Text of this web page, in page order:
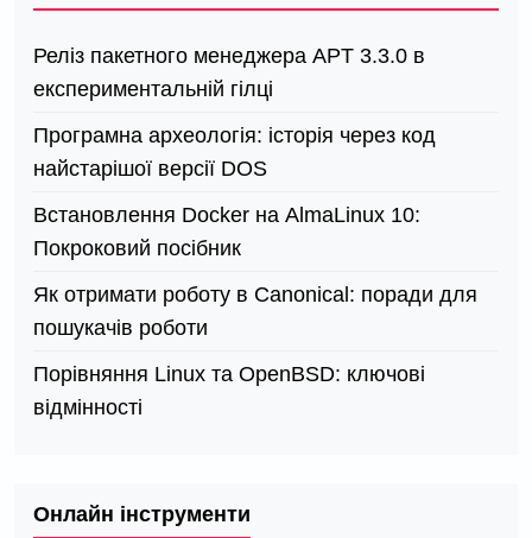
Реліз пакетного менеджера APT 3.3.0 в
експериментальній гілці
Програмна археологія: історія через код
найстарішої версії DOS
Встановлення Docker на AlmaLinux 10:
Покроковий посібник
Як отримати роботу в Canonical: поради для
пошукачів роботи
Порівняння Linux та OpenBSD: ключові
відмінності
Онлайн інструменти